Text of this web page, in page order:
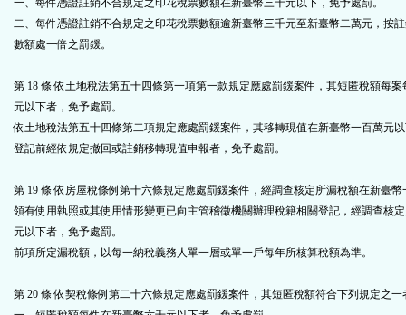
一、每件憑證註銷不合規定之印花稅票數額在新臺幣三千元以下，免予處罰。
二、每件憑證註銷不合規定之印花稅票數額逾新臺幣三千元至新臺幣二萬元，按
數額處一倍之罰鍰。
第 18 條 依土地稅法第五十四條第一項第一款規定應處罰鍰案件，其短匿稅額每
元以下者，免予處罰。
依土地稅法第五十四條第二項規定應處罰鍰案件，其移轉現值在新臺幣一百萬元
登記前經依規定撤回或註銷移轉現值申報者，免予處罰。
第 19 條 依房屋稅條例第十六條規定應處罰鍰案件，經調查核定所漏稅額在新臺
領有使用執照或其使用情形變更已向主管稽徵機關辦理稅籍相關登記，經調查核
元以下者，免予處罰。
前項所定漏稅額，以每一納稅義務人單一層或單一戶每年所核算稅額為準。
第 20 條 依契稅條例第二十六條規定應處罰鍰案件，其短匿稅額符合下列規定之